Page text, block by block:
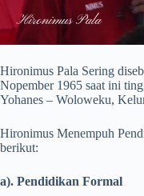
Hironimus Pala Sering
Nopember 1965 saat ini
Yohanes – Woloweku,
Hironimus Menempuh
berikut:
a). Pendidikan Formal